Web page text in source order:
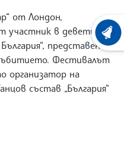
от Лондон,
участник в деветия
представен
Фестивалът
организатор на
състав „България“